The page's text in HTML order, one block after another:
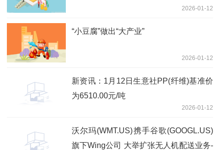
2026-01-12
“小豆腐”做出“大产业”
2026-01-12
新资讯：1月12日生意社PP(纤维)基准价
为6510.00元/吨
2026-01-12
沃尔玛(WMT.US)携手谷歌(GOOGL.US)
旗下Wing公司 大举扩张无人机配送业务-